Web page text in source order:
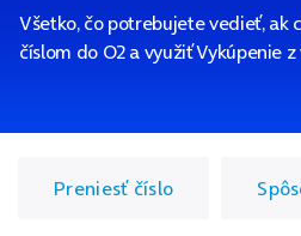
Všetko, čo potrebujete vedieť, ak
číslom do O2 a využiť Vykúpenie
Preniesť číslo